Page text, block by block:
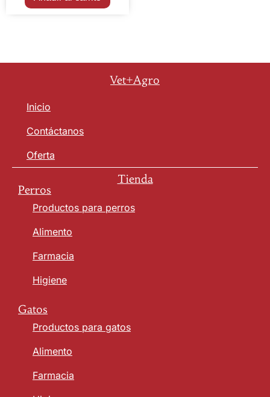
Vet+Agro
Inicio
Contáctanos
Oferta
Tienda
Perros
Productos para perros
Alimento
Farmacia
Higiene
Gatos
Productos para gatos
Alimento
Farmacia